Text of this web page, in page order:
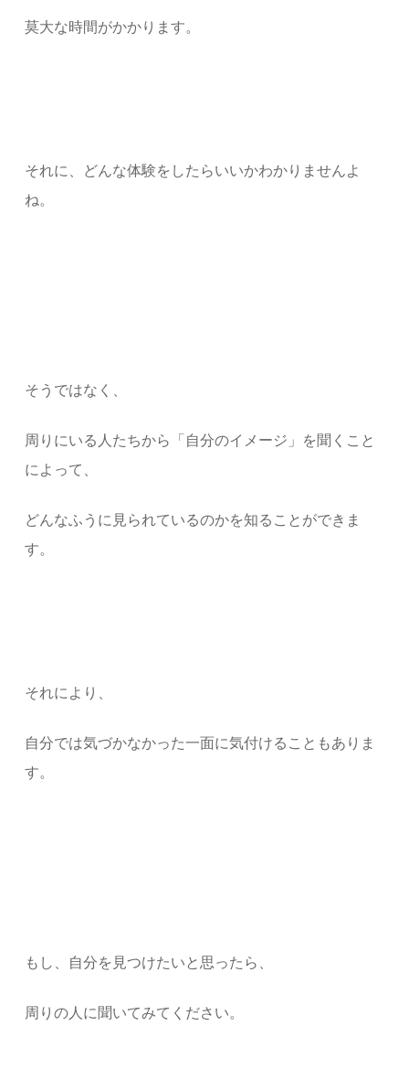
莫大な時間がかかります。
それに、どんな体験をしたらいいかわかりませんよ
ね。
そうではなく、
周りにいる人たちから「自分のイメージ」を聞くこと
によって、
どんなふうに見られているのかを知ることができま
す。
それにより、
自分では気づかなかった一面に気付けることもありま
す。
もし、自分を見つけたいと思ったら、
周りの人に聞いてみてください。